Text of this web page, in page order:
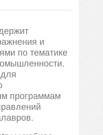
и
по тематике
программам